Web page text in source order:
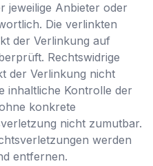
jeweilige Anbieter oder
Die verlinkten
der Verlinkung auf
Rechtswidrige
der Verlinkung nicht
inhaltliche Kontrolle der
konkrete
nicht zumutbar.
werden
entfernen.